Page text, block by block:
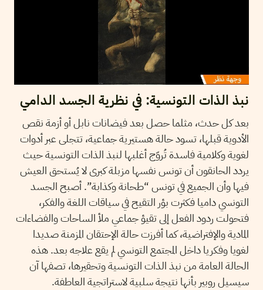
نبذ الذات التونسية: في نظرية الجسد الدامي
بعد كل حدث، مثلما حصل بعد فيضانات نابل أو أزمة نقص
الأدوية قبلها، تسود حالة هستيرية جماعية، تتجلى عبر أدوات
لغوية وكلامية فاسدة تُروّج أغلبها لنبذ الذات التونسية حيث
يردد الحانقون أن تونس نفسها مزبلة كبرى لا يُستحق العيش
فيها وأن الجميع في تونس “طحانة وكذابة”. أصبح الجسد
التونسي داميا فكثرت بؤر التقيح في سياقات اللغة والفكر،
فتحولت ردود الفعل إلى تقيؤ جماعي ملأ الساحات والفضاءات
المادية والإفتراضية، كما أفرزت حالة الإحتقان المزمنة صديدا
لغويا وفكريا داخل المجتمع التونسي لم يقع علاجه بعد. هذه
الحالة العامة من نبذ الذات التونسية وتحقيرها، تصفها آن
سيسيل روبير بأنها نتيجة سلبية لاستراتجية العاطفة.